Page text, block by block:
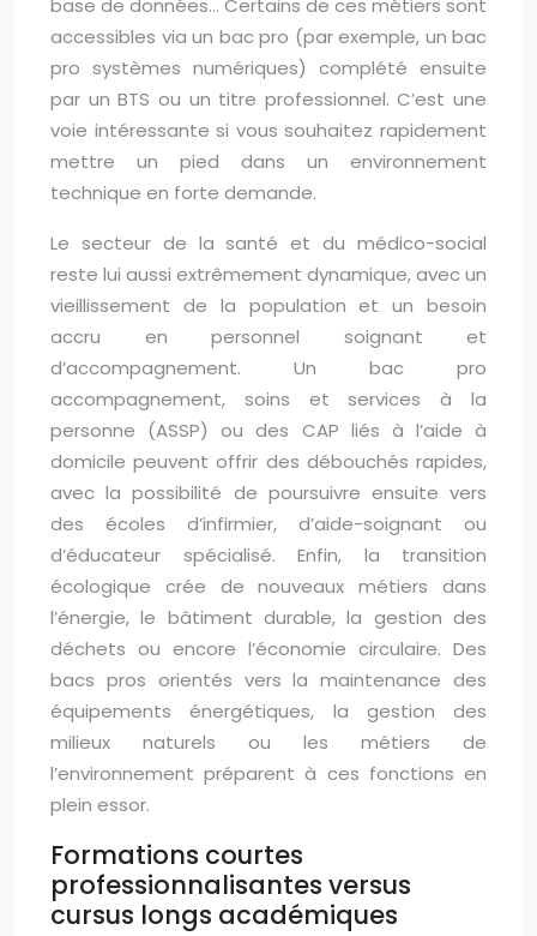
base de données… Certains de ces métiers sont
accessibles via un bac pro (par exemple, un bac
pro systèmes numériques) complété ensuite
par un BTS ou un titre professionnel. C’est une
voie intéressante si vous souhaitez rapidement
mettre un pied dans un environnement
technique en forte demande.
Le secteur de la santé et du médico-social
reste lui aussi extrêmement dynamique, avec un
vieillissement de la population et un besoin
accru en personnel soignant et
d’accompagnement. Un bac pro
accompagnement, soins et services à la
personne (ASSP) ou des CAP liés à l’aide à
domicile peuvent offrir des débouchés rapides,
avec la possibilité de poursuivre ensuite vers
des écoles d’infirmier, d’aide-soignant ou
d’éducateur spécialisé. Enfin, la transition
écologique crée de nouveaux métiers dans
l’énergie, le bâtiment durable, la gestion des
déchets ou encore l’économie circulaire. Des
bacs pros orientés vers la maintenance des
équipements énergétiques, la gestion des
milieux naturels ou les métiers de
l’environnement préparent à ces fonctions en
plein essor.
Formations courtes
professionnalisantes versus
cursus longs académiques